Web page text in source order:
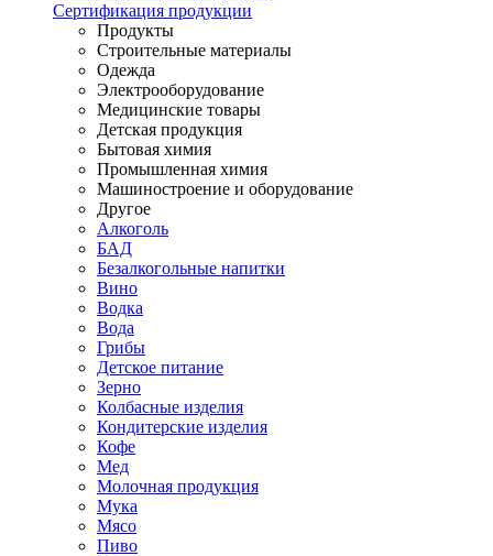
Сертификация продукции
Продукты
Строительные материалы
Одежда
Электрооборудование
Медицинские товары
Детская продукция
Бытовая химия
Промышленная химия
Машиностроение и оборудование
Другое
Алкоголь
БАД
Безалкогольные напитки
Вино
Водка
Вода
Грибы
Детское питание
Зерно
Колбасные изделия
Кондитерские изделия
Кофе
Мед
Молочная продукция
Мука
Мясо
Пиво